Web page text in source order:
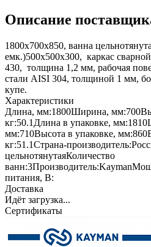
Описание
1800х700х850, ванна
емк.)500х500х300, каркас
430, толщина 1,2 мм, рабочая
стали AISI 304, толщиной 1 мм,
купе.
Характеристики
Длина, мм:1800Ширина, мм:700
кг:50.1 Длина в упаковке, мм:1810
мм:710Высота в упаковке, мм:860
кг:51.1Страна-производитель:
цельнотянутаяКоличество
ванн:3Производитель:Kayman
питания, В:
Доставка
Идёт загрузка...
Сертификаты